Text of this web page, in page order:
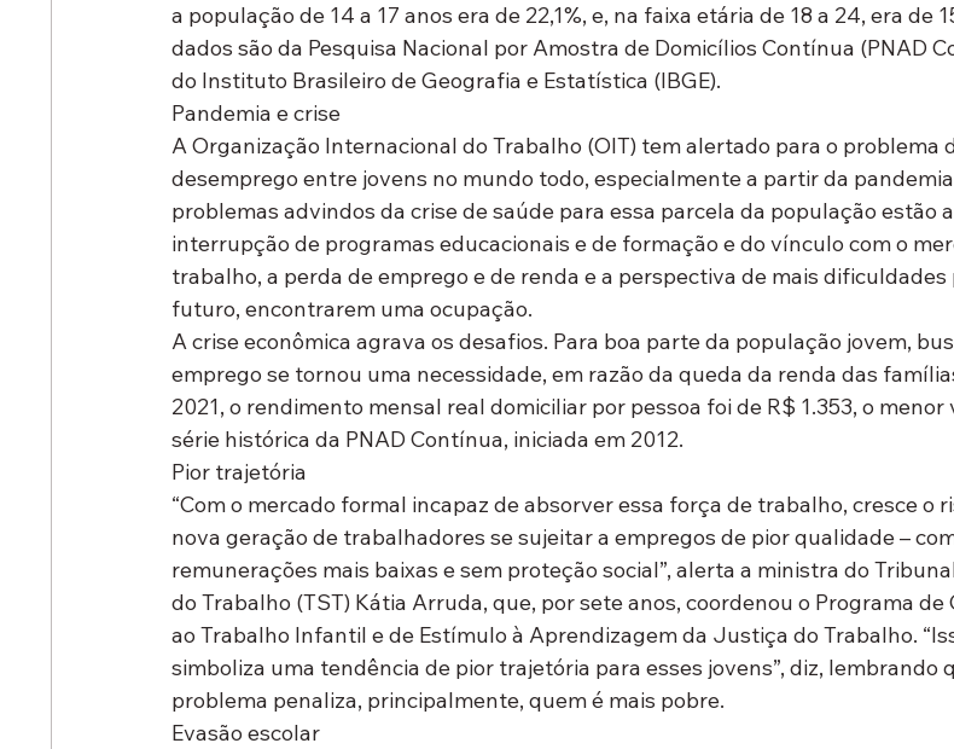
a população de 14 a 17 anos era de 22,1%, e, na faixa etária de 18 a 24, era de
dados são da Pesquisa Nacional por Amostra de Domicílios Contínua (PNAD
do Instituto Brasileiro de Geografia e Estatística (IBGE).
Pandemia e crise
A Organização Internacional do Trabalho (OIT) tem alertado para o problema
desemprego entre jovens no mundo todo, especialmente a partir da
problemas advindos da crise de saúde para essa parcela da população estão a
interrupção de programas educacionais e de formação e do vínculo com o
trabalho, a perda de emprego e de renda e a perspectiva de mais dificuldades
futuro, encontrarem uma ocupação.
A crise econômica agrava os desafios. Para boa parte da população jovem,
emprego se tornou uma necessidade, em razão da queda da renda das
2021, o rendimento mensal real domiciliar por pessoa foi de R$ 1.353, o menor
série histórica da PNAD Contínua, iniciada em 2012.
Pior trajetória
“Com o mercado formal incapaz de absorver essa força de trabalho, cresce o
nova geração de trabalhadores se sujeitar a empregos de pior qualidade –
remunerações mais baixas e sem proteção social”, alerta a ministra do
do Trabalho (TST) Kátia Arruda, que, por sete anos, coordenou o Programa de
ao Trabalho Infantil e de Estímulo à Aprendizagem da Justiça do Trabalho.
simboliza uma tendência de pior trajetória para esses jovens”, diz, lembrando
problema penaliza, principalmente, quem é mais pobre.
Evasão escolar